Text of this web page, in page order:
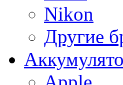
Nikon
Другие